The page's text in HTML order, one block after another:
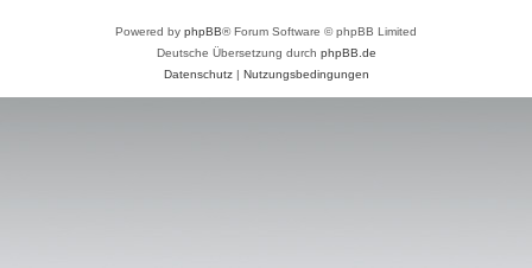
Powered by phpBB® Forum Software © phpBB Limited
Deutsche Übersetzung durch phpBB.de
Datenschutz| Nutzungsbedingungen